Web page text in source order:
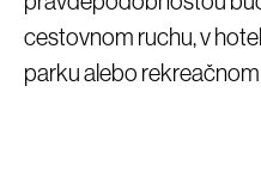
cestovnom ruchu, v
parku alebo